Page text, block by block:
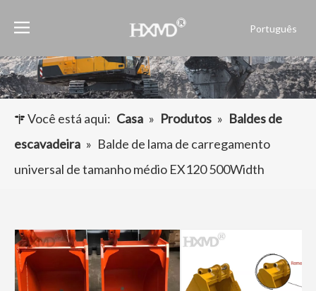
Português
العربية
Français
Pусский
Você está aqui: Casa » Produtos » Baldes de
escavadeira » Balde de lama de carregamento
universal de tamanho médio EX120 500Width